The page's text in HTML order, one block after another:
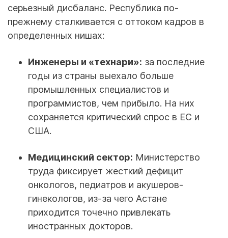
серьезный дисбаланс. Республика по-
прежнему сталкивается с оттоком кадров в
определенных нишах:
Инженеры и «технари»: за последние
годы из страны выехало больше
промышленных специалистов и
программистов, чем прибыло. На них
сохраняется критический спрос в ЕС и
США.
Медицинский сектор: Министерство
труда фиксирует жесткий дефицит
онкологов, педиатров и акушеров-
гинекологов, из-за чего Астане
приходится точечно привлекать
иностранных докторов.